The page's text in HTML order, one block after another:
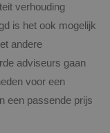
verhouding
is het ook mogelijk
andere
adviseurs gaan
voor een
een passende prijs